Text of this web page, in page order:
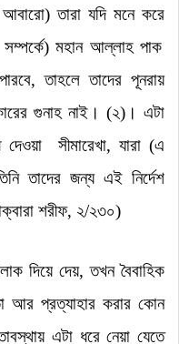
আবারো) তারা যদি মনে করে
সম্পর্কে) মহান আল্লাহ পাক
, তাহলে তাদের পূনরায়
গুনাহ নাই।(২) । এটা
সীমারেখা, যারা (এ
তাদের জন্য এই নির্দেশ
শরীফ, ২/২৩০)
দিয়ে দেয়, তখন বৈবাহিক
আর প্রত্যাহার করার কোন
এটা ধরে নেয়া যেতে